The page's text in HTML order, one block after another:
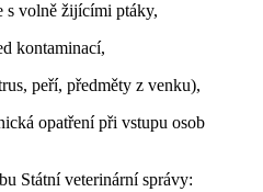
s volně žijícími ptáky,
kontaminací,
peří, předměty z venku),
opatření při vstupu osob
Státní veterinární správy: